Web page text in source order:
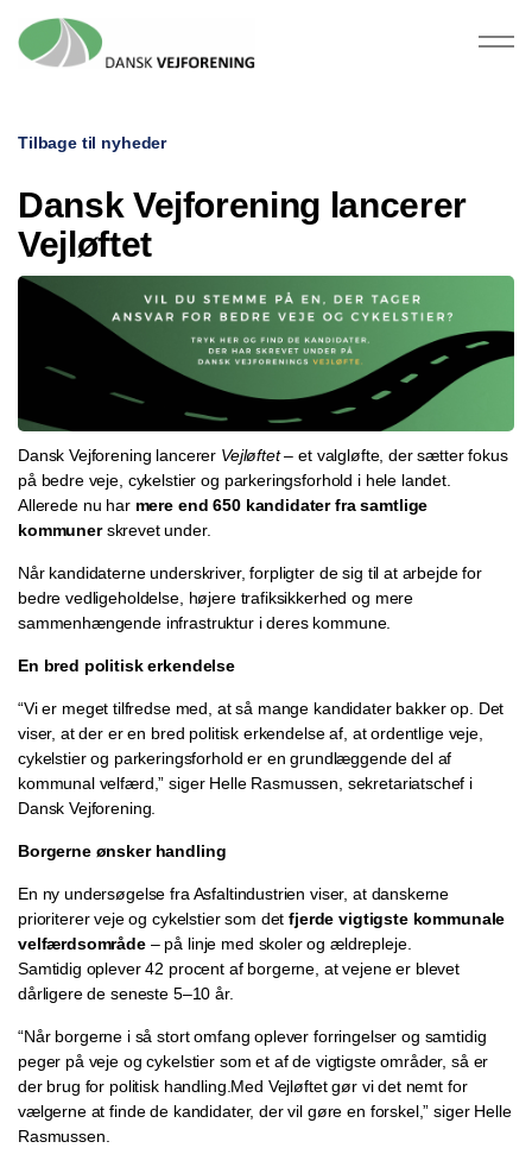
Tilbage til nyheder
Dansk Vejforening lancerer
Vejløftet
Dansk Vejforening lancerer Vejløftet– et valgløfte, der sætter fokus
på bedre veje, cykelstier og parkeringsforhold i hele landet.
Allerede nu har mere end 650 kandidater fra samtlige
kommunerskrevet under.
Når kandidaterne underskriver, forpligter de sig til at arbejde for
bedre vedligeholdelse, højere trafiksikkerhed og mere
sammenhængende infrastruktur i deres kommune.
En bred politisk erkendelse
“Vi er meget tilfredse med, at så mange kandidater bakker op. Det
viser, at der er en bred politisk erkendelse af, at ordentlige veje,
cykelstier og parkeringsforhold er en grundlæggende del af
kommunal velfærd,” siger Helle Rasmussen, sekretariatschef i
Dansk Vejforening.
Borgerne ønsker handling
En ny undersøgelse fra Asfaltindustrien viser, at danskerne
prioriterer veje og cykelstier som detfjerde vigtigste kommunale
velfærdsområde– på linje med skoler og ældrepleje.
Samtidig oplever 42 procent af borgerne, at vejene er blevet
dårligere de seneste 5–10 år.
“Når borgerne i så stort omfang oplever forringelser og samtidig
peger på veje og cykelstier som et af de vigtigste områder, så er
der brug for politisk handling.Med Vejløftet gør vi det nemt for
vælgerne at finde de kandidater, der vil gøre en forskel,” siger Helle
Rasmussen.